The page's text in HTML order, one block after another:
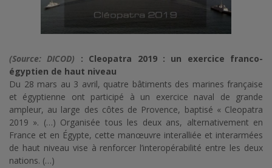
(Source: DICOD) : Cleopatra 2019 : un exercice franco-
égyptien de haut niveau
Du 28 mars au 3 avril, quatre bâtiments des marines française
et égyptienne ont participé à un exercice naval de grande
ampleur, au large des côtes de Provence, baptisé « Cleopatra
2019 ». (…) Organisée tous les deux ans, alternativement en
France et en Égypte, cette manœuvre interalliée et interarmées
de haut niveau vise à renforcer l’interopérabilité entre les deux
nations. (…)